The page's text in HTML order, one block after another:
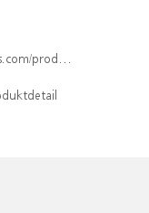
isin/DE000UL074E9